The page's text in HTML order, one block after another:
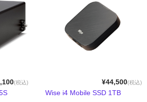
(税込) ¥44,500(税込)
Wise i4 Mobile SSD 1TB